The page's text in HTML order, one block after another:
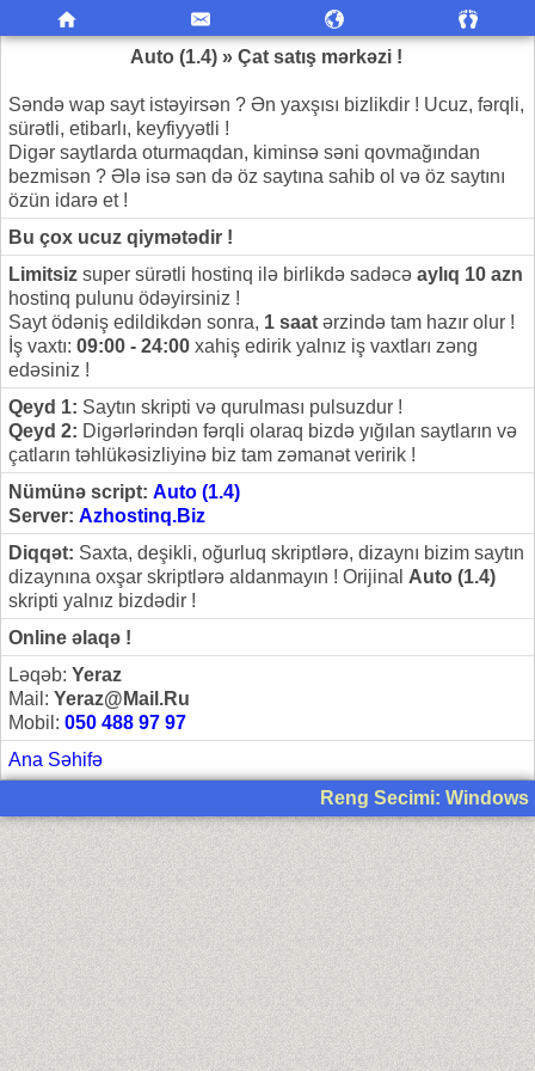
Auto (1.4) » Çat satış mərkəzi !
Səndə wap sayt istəyirsən ? Ən yaxşısı bizlikdir ! Ucuz, fərqli,
sürətli, etibarlı, keyfiyyətli !
Digər saytlarda oturmaqdan, kiminsə səni qovmağından
bezmisən ? Ələ isə sən də öz saytına sahib ol və öz saytını
özün idarə et !
Bu çox ucuz qiymətədir !
Limitsiz super sürətli hostinq ilə birlikdə sadəcə aylıq 10 azn
hostinq pulunu ödəyirsiniz !
Sayt ödəniş edildikdən sonra, 1 saat ərzində tam hazır olur !
İş vaxtı: 09:00 - 24:00 xahiş edirik yalnız iş vaxtları zəng
edəsiniz !
Qeyd 1: Saytın skripti və qurulması pulsuzdur !
Qeyd 2: Digərlərindən fərqli olaraq bizdə yığılan saytların və
çatların təhlükəsizliyinə biz tam zəmanət veririk !
Nümünə script: Auto (1.4)
Server: Azhostinq.Biz
Diqqət: Saxta, deşikli, oğurluq skriptlərə, dizaynı bizim saytın
dizaynına oxşar skriptlərə aldanmayın ! Orijinal Auto (1.4)
skripti yalnız bizdədir !
Online əlaqə !
Ləqəb: Yeraz
Mail: Yeraz@Mail.Ru
Mobil: 050 488 97 97
Ana Səhifə
Reng Secimi: Windows